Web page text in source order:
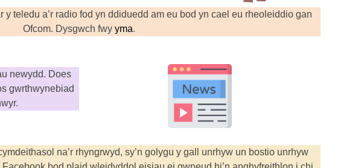
teledu a’r radio fod yn ddiduedd am eu bod yn cael eu rheoleiddio gan
Ofcom. Dysgwch fwy yma.
newydd. Does
gwrthwynebiad
na’r rhyngrwyd, sy’n golygu y gall unrhyw un bostio unrhyw